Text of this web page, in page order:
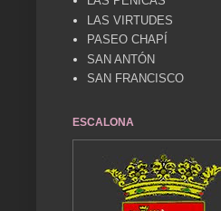
LAS VIRTUDES
PASEO CHAPÍ
SAN ANTÓN
SAN FRANCISCO
ESCALONA